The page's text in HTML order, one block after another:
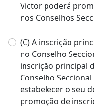
Victor poderá
nos Conselhos
(C) A inscrição
no Conselho
inscrição principal
Conselho
estabelecer o seu
promoção de